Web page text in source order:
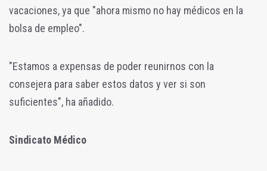
vacaciones, ya que "ahora mismo no hay médicos en la
bolsa de empleo".
"Estamos a expensas de poder reunirnos con la
consejera para saber estos datos y ver si son
suficientes", ha añadido.
Sindicato Médico